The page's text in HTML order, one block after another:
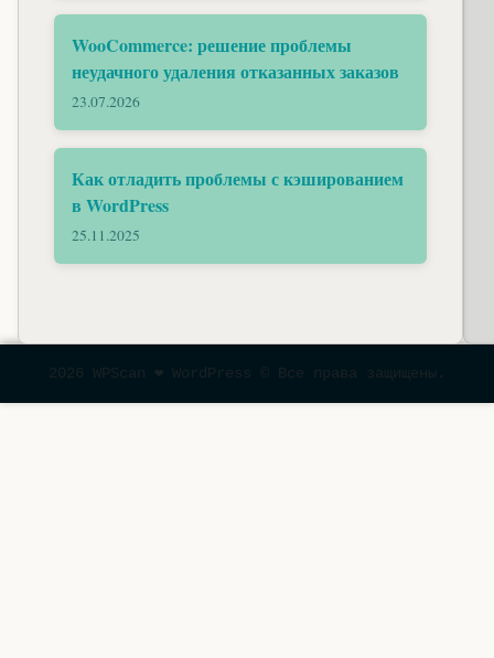
WooCommerce: решение проблемы
неудачного удаления отказанных заказов
23.07.2026
Как отладить проблемы с кэшированием
в WordPress
25.11.2025
2026 WPScan ❤ WordPress © Все права защищены.